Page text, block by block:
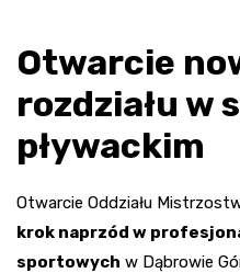
Otwarcie
rozdziału w
pływackim
Otwarcie Oddziału
krok naprzód w
sportowych w Dąbrowie